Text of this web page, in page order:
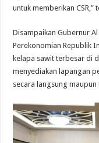
untuk memberikan CSR,”
Disampaikan Gubernur
Perekonomian Republik
kelapa sawit terbesar di
menyediakan lapangan
secara langsung